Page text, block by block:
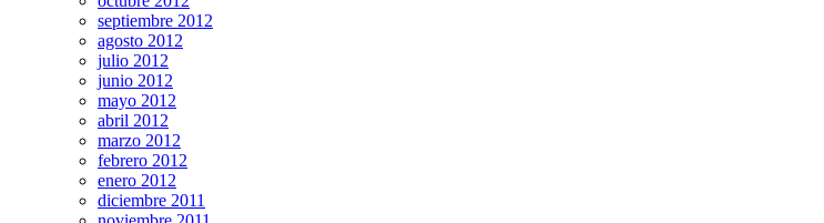
septiembre 2012
agosto 2012
julio 2012
junio 2012
mayo 2012
abril 2012
marzo 2012
febrero 2012
enero 2012
diciembre 2011